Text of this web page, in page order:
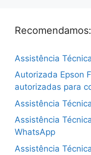
Recomendamos:
Assistência
Autorizada Epson
autorizadas para
Assistência
Assistência
WhatsApp
Assistência